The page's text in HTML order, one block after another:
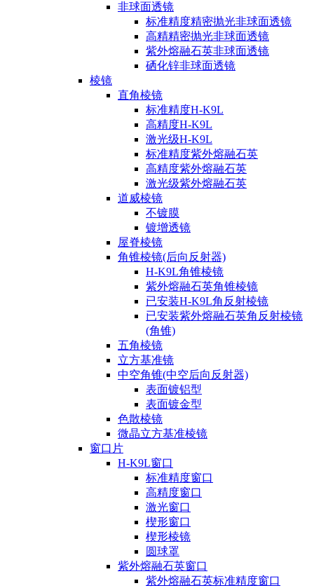
非球面透镜
标准精度精密抛光非球面透镜
高精精密抛光非球面透镜
紫外熔融石英非球面透镜
硒化锌非球面透镜
棱镜
直角棱镜
标准精度H-K9L
高精度H-K9L
激光级H-K9L
标准精度紫外熔融石英
高精度紫外熔融石英
激光级紫外熔融石英
道威棱镜
不镀膜
镀增透镜
屋脊棱镜
角锥棱镜(后向反射器)
H-K9L角锥棱镜
紫外熔融石英角锥棱镜
已安装H-K9L角反射棱镜
已安装紫外熔融石英角反射棱镜
(角锥)
五角棱镜
立方基准镜
中空角锥(中空后向反射器)
表面镀铝型
表面镀金型
色散棱镜
微晶立方基准棱镜
窗口片
H-K9L窗口
标准精度窗口
高精度窗口
激光窗口
楔形窗口
楔形棱镜
圆球罩
紫外熔融石英窗口
紫外熔融石英标准精度窗口